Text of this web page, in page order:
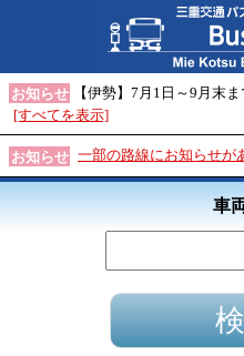
お知らせ
【伊勢】7月1日～9月末
[すべてを表示]
お知らせ 一部の路線にお知らせが
車